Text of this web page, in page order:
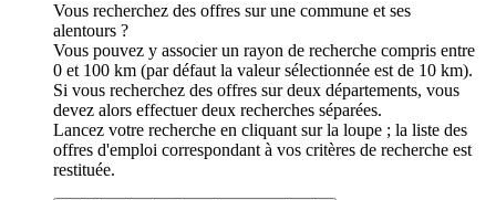
Vous recherchez des offres sur une commune et ses
alentours ?
Vous pouvez y associer un rayon de recherche compris entre
0 et 100 km (par défaut la valeur sélectionnée est de 10 km).
Si vous recherchez des offres sur deux départements, vous
devez alors effectuer deux recherches séparées.
Lancez votre recherche en cliquant sur la loupe ; la liste des
offres d'emploi correspondant à vos critères de recherche est
restituée.